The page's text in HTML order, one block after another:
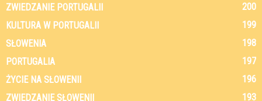
ZWIEDZANIE PORTUGALII
200
KULTURA W PORTUGALII
199
SŁOWENIA
198
PORTUGALIA
197
ŻYCIE NA SŁOWENII
196
ZWIEDZANIE SŁOWENII
193